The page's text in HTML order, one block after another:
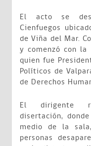
El acto se
Cienfuegos
de Viña del Mar.
y comenzó con la
quien fue
Políticos de
de Derechos
El dirigente
disertación,
medio de la
personas